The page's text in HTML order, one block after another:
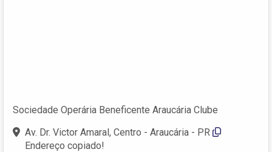
Sociedade Operária Beneficente Araucária Clube
Av. Dr. Victor Amaral, Centro - Araucária - PR
Endereço copiado!